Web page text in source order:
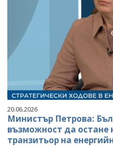
20.06.2026
Министър Петрова:
възможност да остане
транзитьор на